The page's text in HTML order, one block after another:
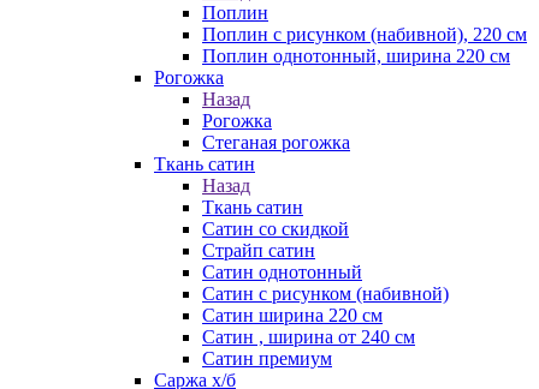
Поплин
Поплин с рисунком (набивной), 220 см
Поплин однотонный, ширина 220 см
Рогожка
Назад
Рогожка
Стеганая рогожка
Ткань сатин
Назад
Ткань сатин
Сатин со скидкой
Страйп сатин
Сатин однотонный
Сатин с рисунком (набивной)
Сатин ширина 220 см
Сатин , ширина от 240 см
Сатин премиум
Саржа х/б